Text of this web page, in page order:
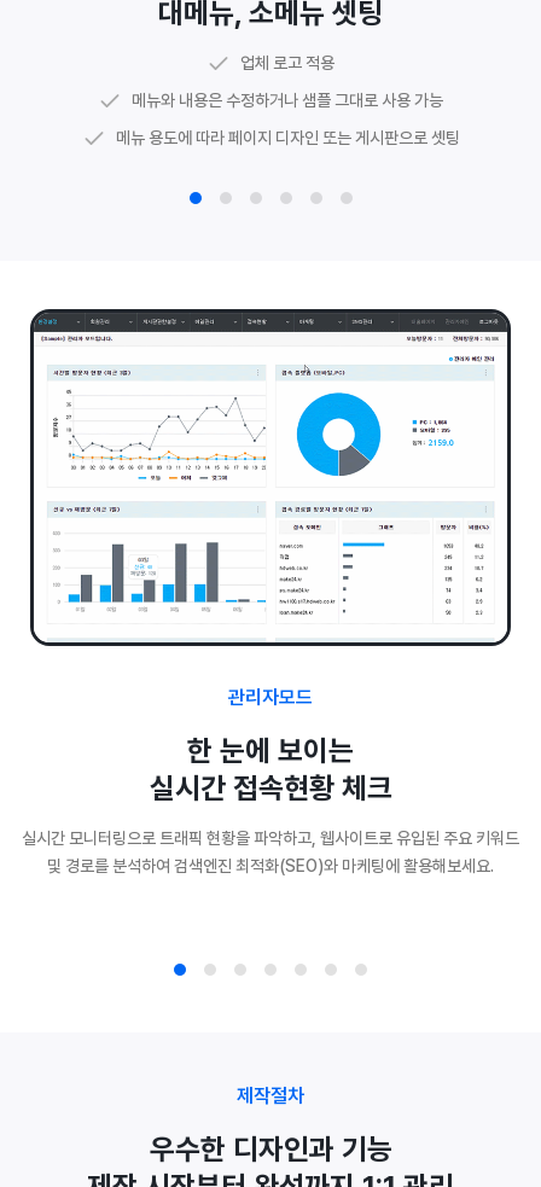
대메뉴, 소메뉴 셋팅
업체 로고 적용
메뉴와 내용은 수정하거나 샘플 그대로 사용 가능
메뉴 용도에 따라 페이지 디자인 또는 게시판으로 셋팅
메인 배너 이미지 수정 가능
메인 구성 이미지, 아이콘 등 수정 가능
메뉴로 이동하는 링크 및 공지사항 등 게시판 최신글 연동
관리자 페이지에서 하단 정보 직접 수정 가능
담당 디자이너가 웹수집에 최적화된 코딩 페이지로 셋팅
시설안내, 포트폴리오 등
갤러리 게시판
유튜브 경로를 활용한
관리자모드
한 눈에 보이는
실시간 접속현황 체크
실시간 모니터링으로 트래픽 현황을 파악하고, 웹사이트로 유입된 주요 키워드
및 경로를 분석하여 검색엔진 최적화(SEO)와 마케팅에 활용해보세요.
제작절차
우수한 디자인과 기능